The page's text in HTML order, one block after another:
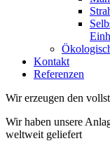
Kontakt
Referenzen
Wir erzeugen den
Wir haben unsere
weltweit geliefert